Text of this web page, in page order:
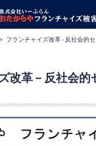
フランチャイズ改革 - 反社会的
改革 – 反社会的